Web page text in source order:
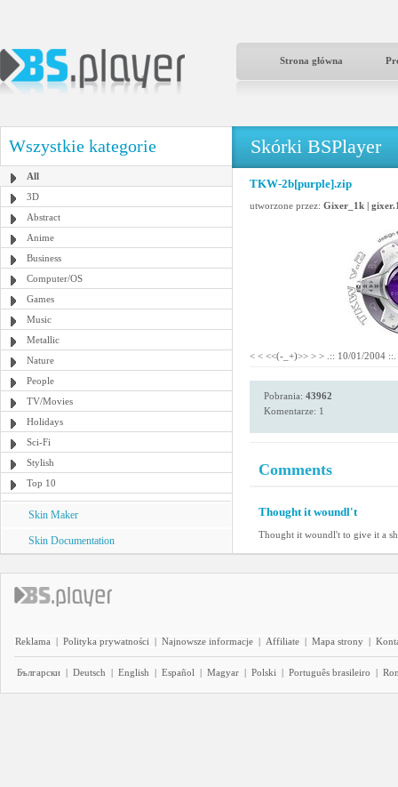
Strona główna
Wszystkie kategorie
All
3D
Abstract
Anime
Business
Computer/OS
Games
Music
Metallic
Nature
People
TV/Movies
Holidays
Sci-Fi
Stylish
Top 10
Skin Maker
Skin Documentation
Skórki BSPlayer
TKW-2b[purple].zip
utworzone przez: Gixer_1k |
< < <<(-_+)>> > > .:: 10/01/2004
Pobrania: 43962
Komentarze: 1
Comments
Thought it woundl't
Thought it woundl't to give it a
Reklama | Polityka prywatności | Najnowsze informacje | Affiliate | Mapa strony |
Български | Deutsch | English | Español | Magyar | Polski | Português brasileiro |